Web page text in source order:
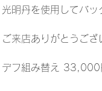
光明丹を使用してバ
ご来店ありがとうござ
デフ組み替え 33,000